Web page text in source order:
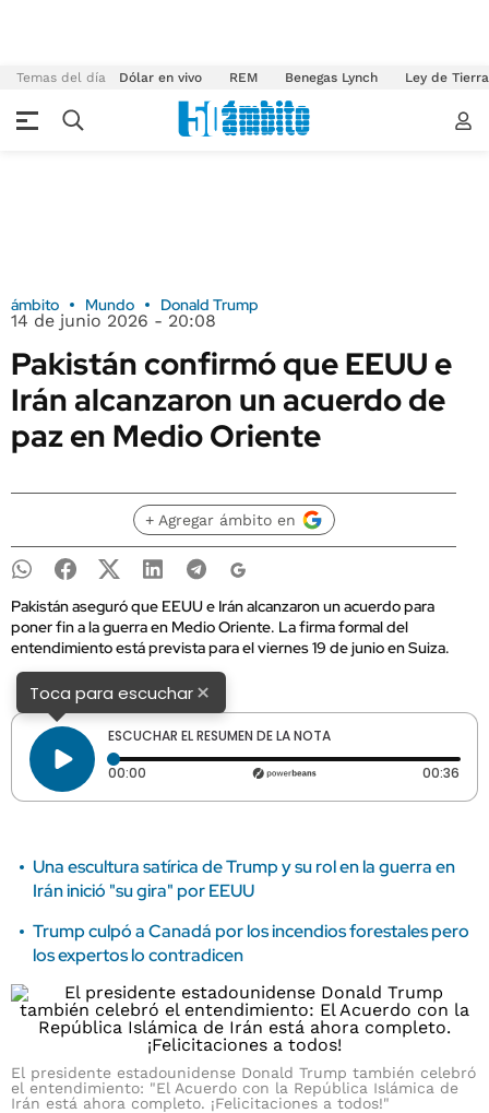
Temas del día Dólar en vivo REM Benegas Lynch Ley de
ámbito Mundo Donald Trump
14 de junio 2026 - 20:08
Pakistán confirmó que EEUU e
Irán alcanzaron un acuerdo de
paz en Medio Oriente
+ Agregar ámbito en
Pakistán aseguró que EEUU e Irán alcanzaron un acuerdo para
poner fin a la guerra en Medio Oriente. La firma formal del
entendimiento está prevista para el viernes 19 de junio en Suiza.
Toca para escuchar×
ESCUCHAR EL RESUMEN DE LA NOTA
00:00 Tiempo transcurrido: 0 segundos 00:36
Una escultura satírica de Trump y su rol en la guerra en
Irán inició "su gira" por EEUU
Trump culpó a Canadá por los incendios forestales pero
los expertos lo contradicen
El presidente estadounidense Donald Trump también celebró
el entendimiento: "El Acuerdo con la República Islámica de
Irán está ahora completo. ¡Felicitaciones a todos!"